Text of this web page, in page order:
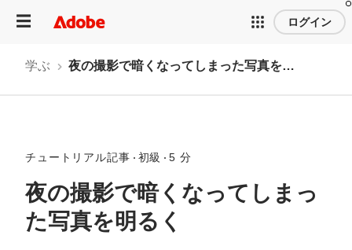
ログイン
学ぶ 夜の撮影で暗くなってしまった写真を明るく
チュートリアル記事 初級 5 分
夜の撮影で暗くなってしまっ
た写真を明るく